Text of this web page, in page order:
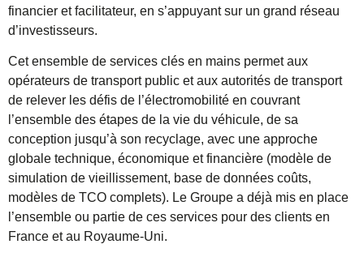
financier et facilitateur, en s’appuyant sur un grand réseau
d’investisseurs.
Cet ensemble de services clés en mains permet aux
opérateurs de transport public et aux autorités de transport
de relever les défis de l’électromobilité en couvrant
l’ensemble des étapes de la vie du véhicule, de sa
conception jusqu’à son recyclage, avec une approche
globale technique, économique et financière (modèle de
simulation de vieillissement, base de données coûts,
modèles de TCO complets). Le Groupe a déjà mis en place
l’ensemble ou partie de ces services pour des clients en
France et au Royaume-Uni.